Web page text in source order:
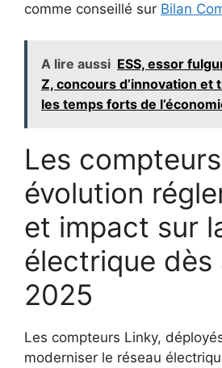
comme conseillé sur Bilan
A lire aussi ESS, essor
Z, concours d’innovation et
les temps forts de
Les
évolution
et impact sur
électrique dès
2025
Les compteurs Linky,
moderniser le réseau